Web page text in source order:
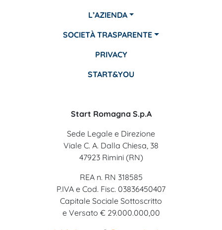
L’AZIENDA
SOCIETÀ TRASPARENTE
PRIVACY
START&YOU
Start Romagna S.p.A
Sede Legale e Direzione
Viale C. A. Dalla Chiesa, 38
47923 Rimini (RN)
REA n. RN 318585
P.IVA e Cod. Fisc. 03836450407
Capitale Sociale Sottoscritto
e Versato € 29.000.000,00